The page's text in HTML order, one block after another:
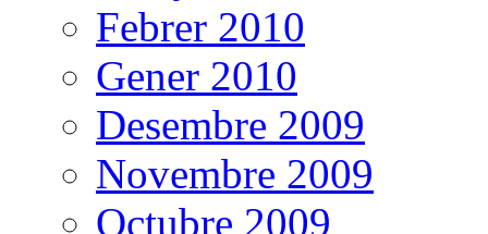
Febrer 2010
Gener 2010
Desembre 2009
Novembre 2009
Octubre 2009